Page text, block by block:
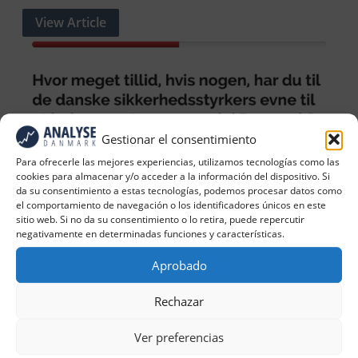
Gestionar el consentimiento
Para ofrecerle las mejores experiencias, utilizamos tecnologías como las
cookies para almacenar y/o acceder a la información del dispositivo. Si
da su consentimiento a estas tecnologías, podemos procesar datos como
el comportamiento de navegación o los identificadores únicos en este
sitio web. Si no da su consentimiento o lo retira, puede repercutir
negativamente en determinadas funciones y características.
Aprobado
Rechazar
Ver preferencias
View Article